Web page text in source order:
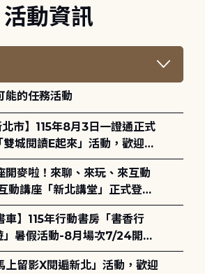
活動資訊
能的任務活動
城閱讀E起來」活動，歡迎踴
日至10月4日)。
動講座「新北講堂」正式登
」暑假活動-8月場次7/24開始